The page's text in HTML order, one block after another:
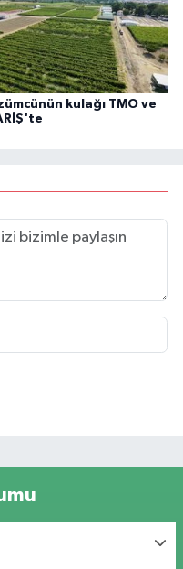
kulağı TMO ve